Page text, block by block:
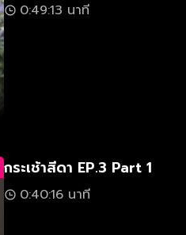
0:49:13 นาที
กระเช้าสีดา EP.3 Part 1
0:40:16 นาที